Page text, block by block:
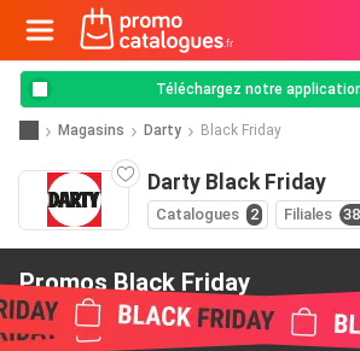
Téléchargez notre
Magasins Darty Black Friday
Darty Black Friday
Catalogues 2 Filiales
Promos Black Friday
de Darty